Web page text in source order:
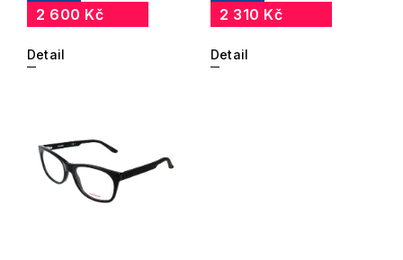
2 600 Kč
Detail
2 310 Kč
Detail